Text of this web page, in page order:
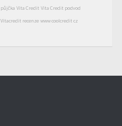
půjčka Vita Credit Vita Credit podvod
Vitacredit recenze www coolcredit cz